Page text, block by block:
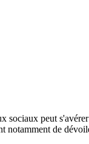
sociaux peut
notamment de